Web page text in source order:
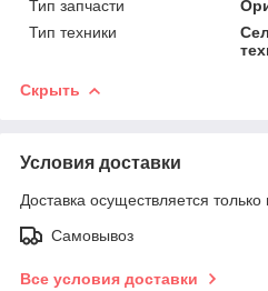
Тип запчасти
Тип техники
Скрыть
Условия доставки
Доставка осуществляется только
Самовывоз
Все условия доставки